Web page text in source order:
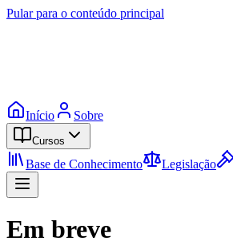
Pular para o conteúdo principal
Início Sobre
Cursos
Base de Conhecimento Legislação
Em breve